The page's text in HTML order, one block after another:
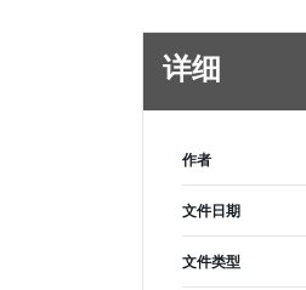
详细
作者
文件日期
文件类型